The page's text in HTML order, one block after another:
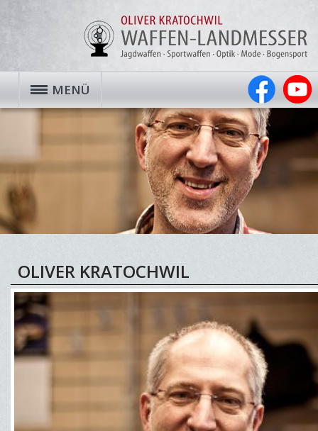
MENÜ
OLIVER KRATOCHWIL